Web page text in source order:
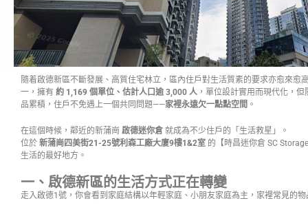
隨着啟德新區不斷發展、高質住宅林立，區內住戶對生活質素的要求亦愈來愈
一，擁有 約 1,169 個單位、估計人口逾 3,000 人 ，單位設計實用而現代化，
品累積，住戶不免遇上一個共同問題——家裡永遠欠一點點空間 。
在這個時候，鄰近的新蒲崗 啟德迷你倉 就成為不少住戶的「生活救星」。
位於 新蒲崗四美街21-25號利森工廠大廈9樓1&2室 的【時昌迷你倉 SC
生活的最好地方。
一、啟德新區的生活方式正在轉變
走入啟德1號，你會看到家庭結構以年輕家庭、小朋友家庭為主，家裡常見的物